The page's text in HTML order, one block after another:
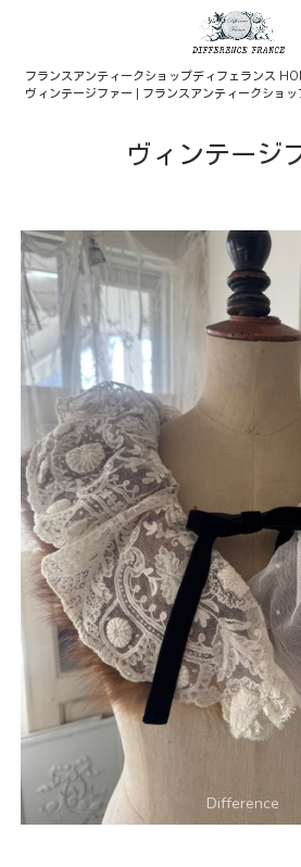
フランスアンティークショップディフェランス
ヴィンテージファー | フランスアンティークショ
ヴィンテージ